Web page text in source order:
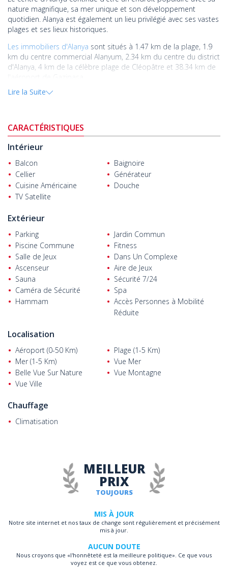
nature magnifique, sa mer unique et son développement
quotidien. Alanya est également un lieu privilégié avec ses vastes
plages et ses lieux historiques.
Les immobiliers d'Alanya sont situés à 1.47 km de la plage, 1.9
km du centre commercial Alanyum, 2.34 km du centre du district
d'Alanya, 4 km de la célèbre plage de Cléopâtre et 38.34 km de
Il existe plusieurs types d'immobilier dans la résidence, avec un
aires de jeux, un sauna, un système de sécurité 24/7 et des
caméras de surveillance, un jacuzzi, un bain, une réception et un
accès pour les personnes handicapées.
Les immobiliers luxueux au concept hôtelier seront équipés
d'une isolation thermique et acoustique avec des systèmes à
haut rendement énergétique. À l'extérieur du bâtiment, il y aura
un éclairage LED et des jardins paysagers pour une vue
Lire la Suite
CARACTÉRISTIQUES
Intérieur
Balcon
Baignoire
Cellier
Générateur
Cuisine Américaine
Douche
TV Satellite
Extérieur
Parking
Jardin Commun
Piscine Commune
Fitness
Salle de Jeux
Dans Un Complexe
Ascenseur
Aire de Jeux
Sauna
Sécurité 7/24
Caméra de Sécurité
Spa
Hammam
Accès Personnes à Mobilité
Réduite
Localisation
Aéroport (0-50 Km)
Plage (1-5 Km)
Mer (1-5 Km)
Vue Mer
Belle Vue Sur Nature
Vue Montagne
Vue Ville
Chauffage
Climatisation
TOUJOURS
MEILLEUR
PRIX
MIS À JOUR
Notre site internet et nos taux de change sont régulièrement et précisément
mis à jour.
AUCUN DOUTE
Nous croyons que «l'honnêteté est la meilleure politique». Ce que vous
voyez est ce que vous obtenez.